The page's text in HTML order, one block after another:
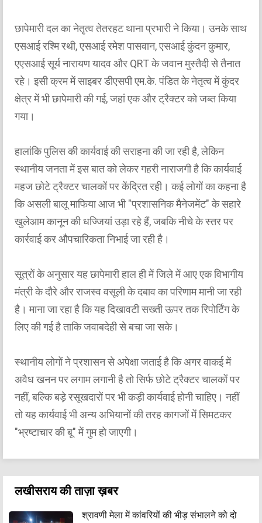
छापेमारी दल का नेतृत्व तेतरहट थाना प्रभारी ने किया। उनके साथ
एसआई रश्मि रथी, एसआई रमेश पासवान, एसआई कुंदन कुमार,
एएसआई सूर्य नारायण यादव और QRT के जवान मुस्तैदी से तैनात
रहे। इसी क्रम में साइबर डीएसपी एम.के. पंडित के नेतृत्व में कुंदर
क्षेत्र में भी छापेमारी की गई, जहां एक और ट्रैक्टर को जब्त किया
गया।
हालांकि पुलिस की कार्यवाई की सराहना की जा रही है, लेकिन
स्थानीय जनता में इस बात को लेकर गहरी नाराजगी है कि कार्यवाई
महज छोटे ट्रैक्टर चालकों पर केंद्रित रही। कई लोगों का कहना है
कि असली बालू माफिया आज भी "प्रशासनिक मैनेजमेंट" के सहारे
खुलेआम कानून की धज्जियां उड़ा रहे हैं, जबकि नीचे के स्तर पर
कार्रवाई कर औपचारिकता निभाई जा रही है।
सूत्रों के अनुसार यह छापेमारी हाल ही में जिले में आए एक विभागीय
मंत्री के दौरे और राजस्व वसूली के दबाव का परिणाम मानी जा रही
है। माना जा रहा है कि यह दिखावटी सख्ती ऊपर तक रिपोर्टिंग के
लिए की गई है ताकि जवाबदेही से बचा जा सके।
स्थानीय लोगों ने प्रशासन से अपेक्षा जताई है कि अगर वाकई में
अवैध खनन पर लगाम लगानी है तो सिर्फ छोटे ट्रैक्टर चालकों पर
नहीं, बल्कि बड़े रसूखदारों पर भी कड़ी कार्यवाई होनी चाहिए। नहीं
तो यह कार्यवाई भी अन्य अभियानों की तरह कागजों में सिमटकर
"भ्रष्टाचार की बू" में गुम हो जाएगी।
लखीसराय की ताज़ा ख़बर
श्रावणी मेला में कांवरियों की भीड़ संभालने को दो